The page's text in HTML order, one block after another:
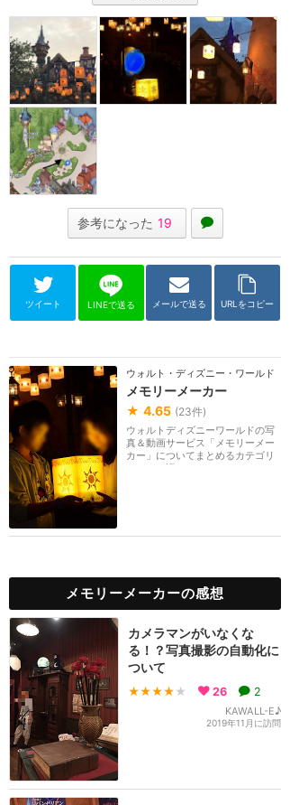
参考になった 19
ツイート LINEで送る メールで送る URLをコピー
ウォルト・ディズニー・ワールド（
メモリーメーカー
★ 4.65 (23件)
ウォルトディズニーワールドの写
真＆動画サービス「メモリーメー
カー」についてまとめるカテゴリ
ーです。旧フォト...
メモリーメーカーの感想
カメラマンがいなくな
る！？写真撮影の自動化に
ついて
★★★★ ★ 26 2
KAWALL-E♪
2019年11月に訪問